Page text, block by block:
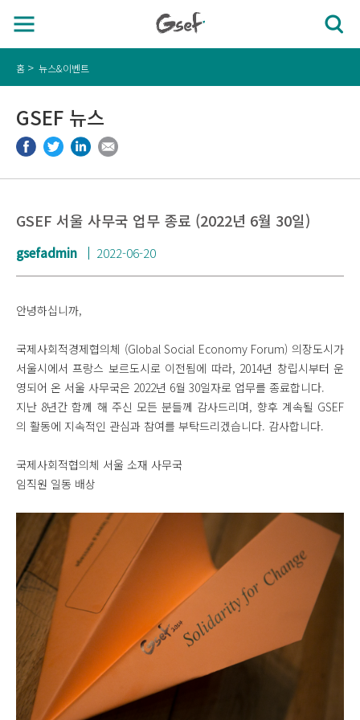
홈 뉴스&이벤트
GSEF 뉴스
GSEF 서울 사무국 업무 종료 (2022년 6월 30일)
gsefadmin 2022-06-20
안녕하십니까,
국제사회적경제협의체 (Global Social Economy Forum) 의장도시가
서울시에서 프랑스 보르도시로 이전됨에 따라, 2014년 창립시부터 운
영되어 온 서울 사무국은 2022년 6월 30일자로 업무를 종료합니다.
지난 8년간 함께 해 주신 모든 분들께 감사드리며, 향후 계속될 GSEF
의 활동에 지속적인 관심과 참여를 부탁드리겠습니다. 감사합니다.
국제사회적협의체 서울 소재 사무국
임직원 일동 배상
20141119-IMG_2293.jpg